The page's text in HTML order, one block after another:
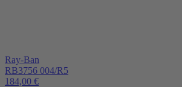
Ray-Ban
RB3756 004/R5
184,00 €